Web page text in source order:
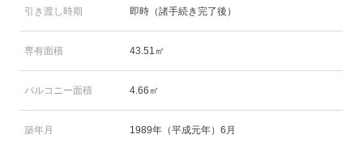
引き渡し時期 即時（諸手続き完了後）
専有面積 43.51㎡
バルコニー面積 4.66㎡
築年月 1989年（平成元年）6月